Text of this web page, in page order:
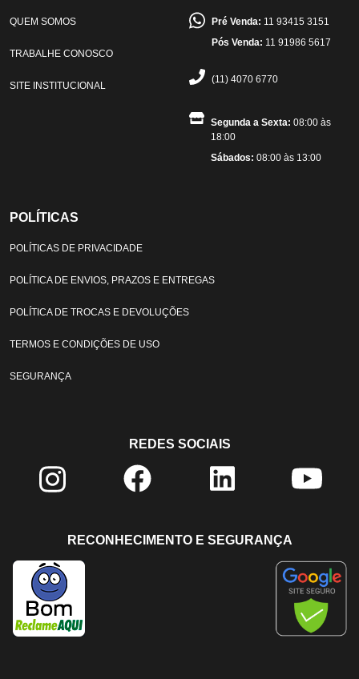
QUEM SOMOS
TRABALHE CONOSCO
SITE INSTITUCIONAL
Pré Venda: 11 93415 3151
Pós Venda: 11 91986 5617
(11) 4070 6770
Segunda a Sexta: 08:00 às
18:00
Sábados: 08:00 às 13:00
POLÍTICAS
POLÍTICAS DE PRIVACIDADE
POLÍTICA DE ENVIOS, PRAZOS E ENTREGAS
POLÍTICA DE TROCAS E DEVOLUÇÕES
TERMOS E CONDIÇÕES DE USO
SEGURANÇA
REDES SOCIAIS
RECONHECIMENTO E SEGURANÇA